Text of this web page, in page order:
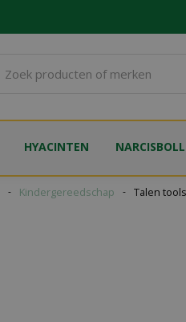
Kindergereedschap Talen
HYACINTEN